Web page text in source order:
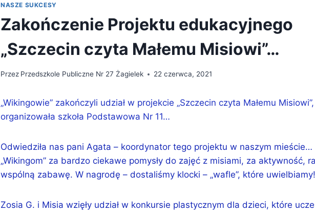
NASZE SUKCESY
Zakończenie Projektu edukacyjnego
„Szczecin czyta Małemu Misiowi”…
Przez Przedszkole Publiczne Nr 27 Żagielek 22 czerwca, 2021
„Wikingowie” zakończyli udział w projekcie „Szczecin czyta Małemu
organizowała szkoła Podstawowa Nr 11…
Odwiedziła nas pani Agata – koordynator tego projektu w naszym mieście…
„Wikingom” za bardzo ciekawe pomysły do zajęć z misiami, za aktywność,
wspólną zabawę. W nagrodę – dostaliśmy klocki – „wafle”, które uwielbiamy!
Zosia G. i Misia wzięły udział w konkursie plastycznym dla dzieci, które